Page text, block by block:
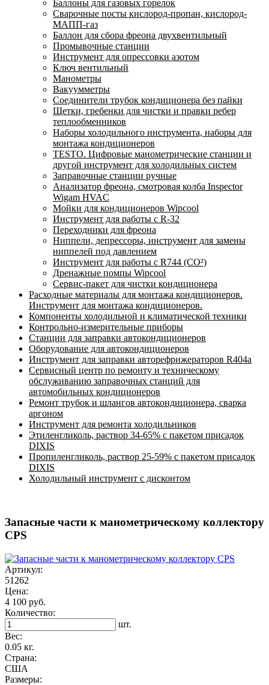
Баллоны для газовых горелок
Сварочные посты кислород-пропан, кислород-
МАПП-газ
Баллон для сбора фреона двухвентильный
Промывочные станции
Инструмент для опрессовки азотом
Ключ вентильный
Манометры
Вакуумметры
Соединители трубок кондиционера без пайки
Щетки, гребенки для чистки и правки ребер
теплообменников
Наборы холодильного инструмента, наборы для
монтажа кондиционеров
TESTO. Цифровые манометрические станции и
другой инструмент для холодильных систем
Заправочные станции ручные
Анализатор фреона, смотровая колба Inspector
Wigam HVAC
Мойки для кондиционеров Wipcool
Инструмент для работы с R-32
Переходники для фреона
Ниппели, депрессоры, инструмент для замены
ниппелей под давлением
Инструмент для работы с R744 (CO²)
Дренажные помпы Wipcool
Сервис-пакет для чистки кондиционера
Расходные материалы для монтажа кондиционеров.
Инструмент для монтажа кондиционеров.
Компоненты холодильной и климатической техники
Контрольно-измерительные приборы
Станции для заправки автокондиционеров
Оборудование для автокондиционеров
Инструмент для заправки авторефрижераторов R404a
Сервисный центр по ремонту и техническому
обслуживанию заправочных станций для
автомобильных кондиционеров
Ремонт трубок и шлангов автокондиционера, сварка
аргоном
Инструмент для ремонта холодильников
Этиленгликоль, раствор 34-65% с пакетом присадок
DIXIS
Пропиленгликоль, раствор 25-59% с пакетом присадок
DIXIS
Холодильный инструмент с дисконтом
Запасные части к манометрическому коллектору
CPS
Артикул:
51262
Цена:
4 100 руб.
Количество:
шт.
Вес:
0.05 кг.
Страна:
США
Размеры: